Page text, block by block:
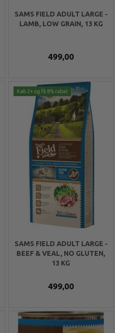
SAMS FIELD ADULT LARGE -
LAMB, LOW GRAIN, 13 KG
499,00
Køb 2+ og få 8% rabat
SAMS FIELD ADULT LARGE -
BEEF & VEAL, NO GLUTEN,
13 KG
499,00